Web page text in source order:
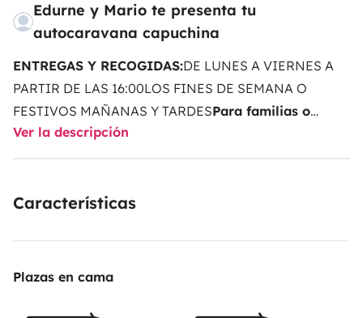
Edurne y Mario te presenta tu
autocaravana capuchina
ENTREGAS Y RECOGIDAS:DE LUNES A VIERNES A
PARTIR DE LAS 16:00LOS FINES DE SEMANA O
FESTIVOS MAÑANAS Y TARDESPara familias o
parejas. Gracias.En Julio y Agosto sólo se alquilara
a partir de 7 días mínimo.Para viajar con niños:La
una silla de seguridad grupo 1 y una grupo 2,3 o bien
--Autocaravana Mclouis Tandy 636G de la temporada
Longitud de 7 m. ( Altura 3,2 m.5 plazas homologadas
Ver la descripción
Características
Plazas en cama